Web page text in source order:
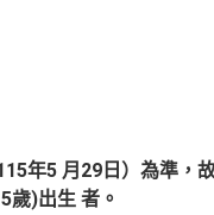
年5 月29日）為準，
歲)出生 者。